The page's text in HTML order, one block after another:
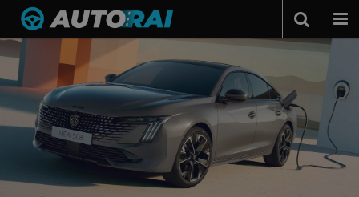
Autonieuws
Podcast
Autotests
Automerken